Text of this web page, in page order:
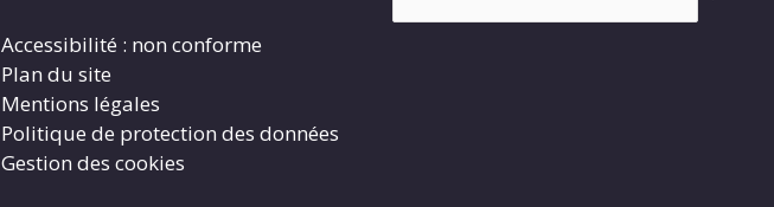
Accessibilité : non conforme
Plan du site
Mentions légales
Politique de protection des données
Gestion des cookies